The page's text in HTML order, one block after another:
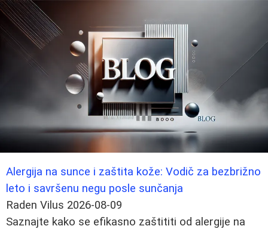
Alergija na sunce i zaštita kože: Vodič za bezbrižno
leto i savršenu negu posle sunčanja
Raden Vilus 2026-08-09
Saznajte kako se efikasno zaštititi od alergije na